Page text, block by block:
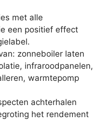
met alle
een positief effect
zonneboiler laten
infraroodpanelen,
warmtepomp
achterhalen
het rendement